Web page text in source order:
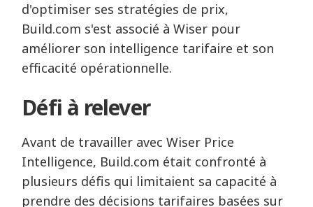
d'optimiser ses stratégies de prix,
Build.com s'est associé à Wiser pour
améliorer son intelligence tarifaire et son
efficacité opérationnelle.
Défi à relever
Avant de travailler avec Wiser Price
Intelligence, Build.com était confronté à
plusieurs défis qui limitaient sa capacité à
prendre des décisions tarifaires basées sur